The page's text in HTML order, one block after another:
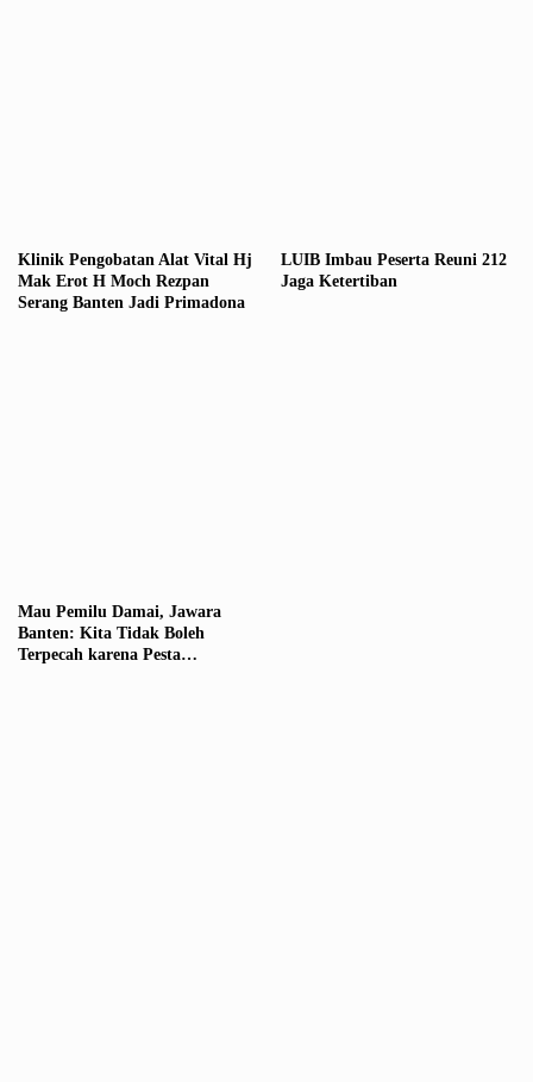
Klinik Pengobatan Alat Vital Hj
Mak Erot H Moch Rezpan
Serang Banten Jadi Primadona
LUIB Imbau Peserta Reuni 212
Jaga Ketertiban
Mau Pemilu Damai, Jawara
Banten: Kita Tidak Boleh
Terpecah karena Pesta